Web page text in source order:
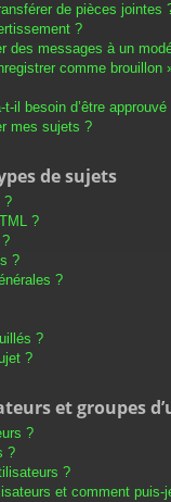
de pièces jointes
?
des messages à un
comme brouillon
il besoin d’être approuvé
mes sujets ?
de sujets
?
?
?
?
?
?
et groupes
?
?
?
et comment puis-